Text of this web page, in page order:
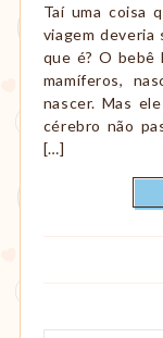
Taí uma coisa
viagem
que é? O bebê
mamíferos,
nascer. Mas
cérebro não
[…]